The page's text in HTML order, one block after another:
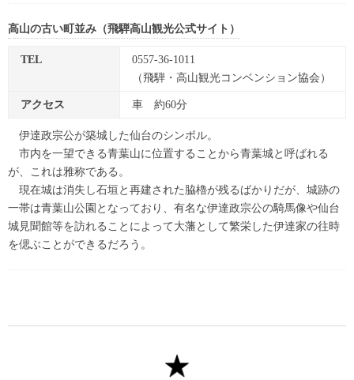
高山の古い町並み（飛騨高山観光公式サイト）
TEL
0557-36-1011
（飛騨・高山観光コンベンション協会）
アクセス 車 約60分
伊達政宗公が築城した仙台のシンボル。
市内を一望できる青葉山に位置することから青葉城と呼ばれる
が、これは雅称である。
現在城は消失し石垣と再建された脇櫓が残るばかりだが、城跡の
一帯は青葉山公園となっており、有名な伊達政宗公の騎馬像や仙台
城見聞館等を訪れることによって大藩として繁栄した伊達家の往時
を偲ぶことができるだろう。